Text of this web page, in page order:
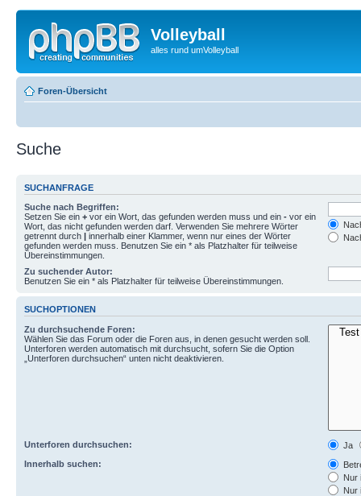
Volleyball
alles rund umVolleyball
Foren-Übersicht
Suche
SUCHANFRAGE
Suche nach Begriffen:
Setzen Sie ein + vor ein Wort, das gefunden werden muss und ein - vor ein
Wort, das nicht gefunden werden darf. Verwenden Sie mehrere Wörter
getrennt durch | innerhalb einer Klammer, wenn nur eines der Wörter
gefunden werden muss. Benutzen Sie ein * als Platzhalter für teilweise
Übereinstimmungen.
Zu suchender Autor:
Benutzen Sie ein * als Platzhalter für teilweise Übereinstimmungen.
SUCHOPTIONEN
Zu durchsuchende Foren:
Wählen Sie das Forum oder die Foren aus, in denen gesucht werden soll.
Unterforen werden automatisch mit durchsucht, sofern Sie die Option
„Unterforen durchsuchen“ unten nicht deaktivieren.
Unterforen durchsuchen:
Ja
Innerhalb suchen:
Nur
Nur